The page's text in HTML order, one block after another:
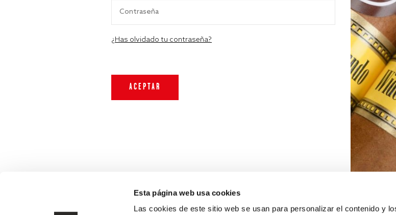
Esta página web usa cookies
Las cookies de este sitio web se usan para personalizar el contenido y
¿Has olvidado tu contraseña?